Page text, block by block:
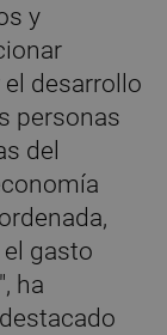
y
desarrollo
personas
del
gasto
ha